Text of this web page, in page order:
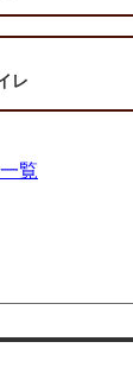
レ
覧